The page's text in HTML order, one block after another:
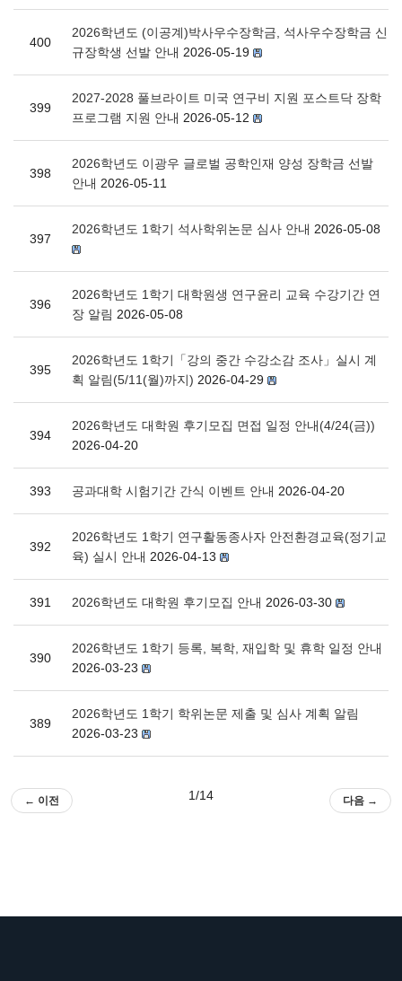
400
2026학년도 (이공계)박사우수장학금, 석사우수장학금 신
규장학생 선발 안내 2026-05-19
399
2027-2028 풀브라이트 미국 연구비 지원 포스트닥 장학
프로그램 지원 안내 2026-05-12
398
2026학년도 이광우 글로벌 공학인재 양성 장학금 선발
안내 2026-05-11
397
2026학년도 1학기 석사학위논문 심사 안내 2026-05-08
396
2026학년도 1학기 대학원생 연구윤리 교육 수강기간 연
장 알림 2026-05-08
395
2026학년도 1학기「강의 중간 수강소감 조사」실시 계
획 알림(5/11(월)까지) 2026-04-29
394
2026학년도 대학원 후기모집 면접 일정 안내(4/24(금))
2026-04-20
393 공과대학 시험기간 간식 이벤트 안내 2026-04-20
392
2026학년도 1학기 연구활동종사자 안전환경교육(정기교
육) 실시 안내 2026-04-13
391 2026학년도 대학원 후기모집 안내 2026-03-30
390
2026학년도 1학기 등록, 복학, 재입학 및 휴학 일정 안내
2026-03-23
389
2026학년도 1학기 학위논문 제출 및 심사 계획 알림
2026-03-23
← 이전 1/14 다음 →